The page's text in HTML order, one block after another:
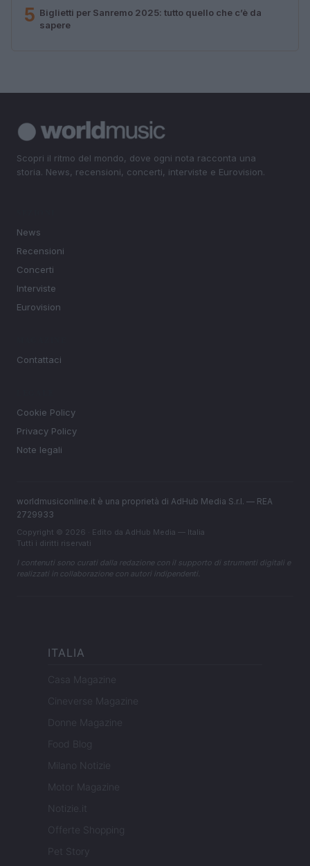
5 Biglietti per Sanremo 2025: tutto quello che c’è da
sapere
Scopri il ritmo del mondo, dove ogni nota racconta una
storia. News, recensioni, concerti, interviste e Eurovision.
News
Recensioni
Concerti
Interviste
Eurovision
Contattaci
Cookie Policy
Privacy Policy
Note legali
worldmusiconline.it è una proprietà di AdHub Media S.r.l. — REA
2729933
Copyright © 2026 · Edito da AdHub Media — Italia
Tutti i diritti riservati
I contenuti sono curati dalla redazione con il supporto di strumenti digitali e
realizzati in collaborazione con autori indipendenti.
ITALIA
Casa Magazine
Cineverse Magazine
Donne Magazine
Food Blog
Milano Notizie
Motor Magazine
Notizie.it
Offerte Shopping
Pet Story